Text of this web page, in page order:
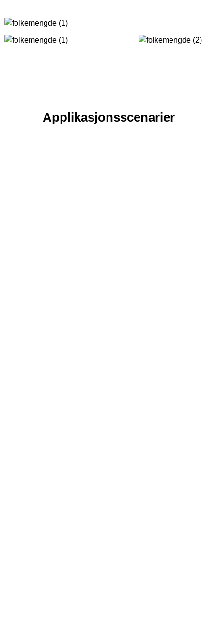
Applikasjonsscenarier